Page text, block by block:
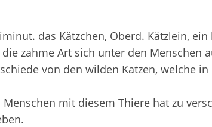
das Kätzchen, Oberd. Kätzlein,
zahme Art sich unter den Menschen
von den wilden Katzen, welche
mit diesem Thiere hat zu